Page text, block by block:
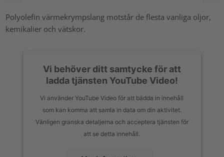
Polyolefin värmekrympslang motstår de flesta vanliga oljor,
kemikalier och vätskor.
Vi behöver ditt samtycke för att
ladda tjänsten YouTube Video!
Vi använder YouTube Video för att bädda in innehåll
som kan komma att samla in data om din aktivitet.
Vänligen granska detaljerna och acceptera tjänsten för
att se detta innehåll.